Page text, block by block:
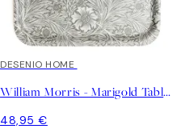
DESENIO HOME
William Morris - Marigold Tablett
48,95 €